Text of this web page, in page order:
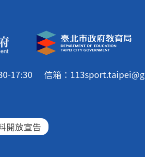
17:30
信箱：
開放宣告